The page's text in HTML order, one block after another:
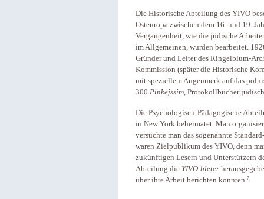
Die Historische Abteilung des YIVO
Osteuropa zwischen dem 16. und 19.
Vergangenheit, wie die jüdische
im Allgemeinen, wurden bearbeitet.
Gründer und Leiter des Ringelblum-
Kommission (später die Historische
mit speziellem Augenmerk auf das
300 Pinkejssim, Protokollbücher
Die Psychologisch-Pädagogische
in New York beheimatet. Man
versuchte man das sogenannte
waren Zielpublikum des YIVO, denn
zukünftigen Lesern und Unterstützern
Abteilung die YIVO-bleter
über ihre Arbeit berichten konnten.7